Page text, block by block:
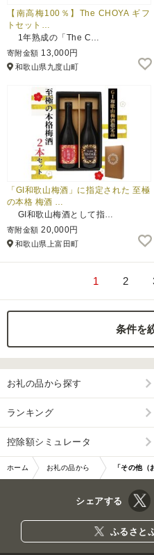
【南高梅100％】The CHOYA ギフ
トセット…
1年熟成の「The C…
寄附金額 13,000円
和歌山県九度山町
「GI和歌山梅酒」に指定された 至極
の本格 梅酒 …
GI和歌山梅酒として指…
寄附金額 20,000円
和歌山県上富田町
1 2
条件を
お礼の品から探す
ランキング
控除額シミュレータ
ホーム お礼の品から 「その他
お礼の品
シェアする
ふるさと